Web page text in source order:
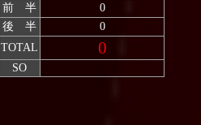
前 半
0
後 半 0
TOTAL 0
SO